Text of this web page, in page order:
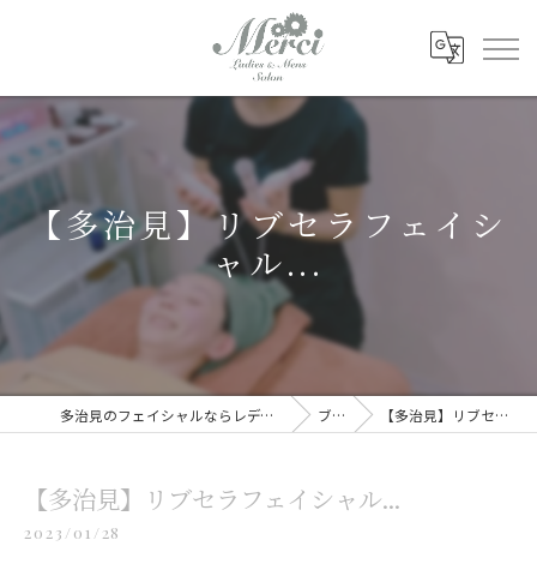
【多治見】リブセラフェイシ
ャル...
多治見のフェイシャルならレディース&メンズサロン Merci ブログ 【多治見】リブセラフェイシャル...
【多治見】リブセラフェイシャル...
2023/01/28